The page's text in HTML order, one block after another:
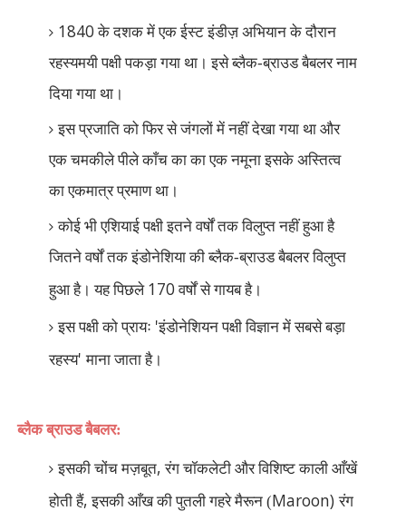
1840 के दशक में एक ईस्ट इंडीज़ अभियान के दौरान
रहस्यमयी पक्षी पकड़ा गया था। इसे ब्लैक-ब्राउड बैबलर नाम
दिया गया था।
इस प्रजाति को फिर से जंगलों में नहीं देखा गया था और
एक चमकीले पीले काँच का का एक नमूना इसके अस्तित्व
का एकमात्र प्रमाण था।
कोई भी एशियाई पक्षी इतने वर्षों तक विलुप्त नहीं हुआ है
जितने वर्षों तक इंडोनेशिया की ब्लैक-ब्राउड बैबलर विलुप्त
हुआ है। यह पिछले 170 वर्षों से गायब है।
इस पक्षी को प्रायः 'इंडोनेशियन पक्षी विज्ञान में सबसे बड़ा
रहस्य'माना जाता है।
ब्लैक ब्राउड बैबलर:
इसकी चोंच मज़बूत,रंग चॉकलेटी और विशिष्ट काली आँखें
होती हैं,इसकी आँख की पुतली गहरे मैरून (Maroon)रंग